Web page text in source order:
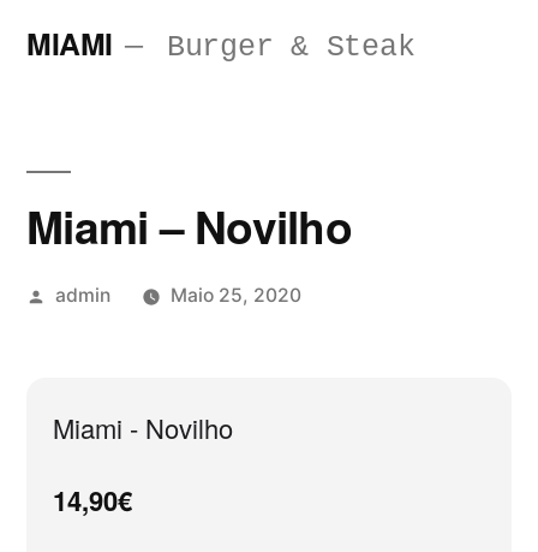
conteúdo
MIAMI Burger & Steak
Miami – Novilho
Publicado
admin Maio 25, 2020
Miami - Novilho
14,90€